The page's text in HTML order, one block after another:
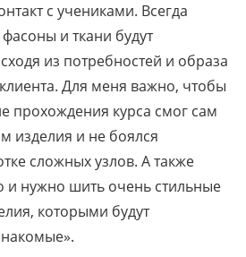
с учениками. Всегда
и ткани будут
из потребностей и образа
Для меня важно, чтобы
прохождения курса смог сам
изделия и не боялся
сложных узлов. А также
и нужно шить очень стильные
которыми будут